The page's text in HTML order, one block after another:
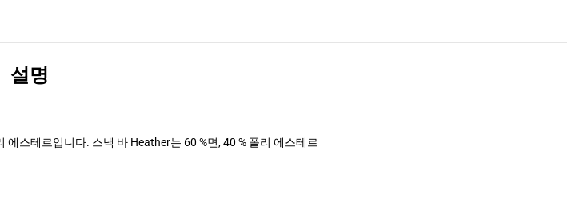
설명
스테르입니다. 스낵 바 Heather는 60 %면, 40 % 폴리 에스테르